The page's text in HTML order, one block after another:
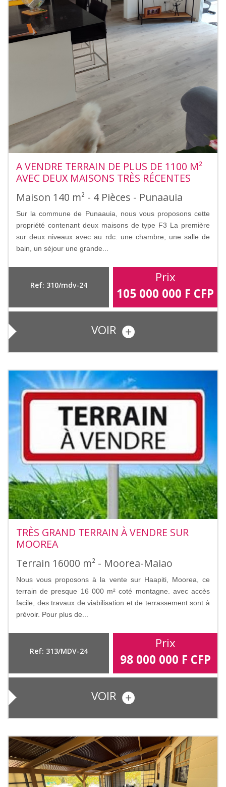
A VENDRE TERRAIN DE PLUS DE 1100 M²
AVEC DEUX MAISONS TRÈS RÉCENTES
Maison 140 m² - 4 Pièces - Punaauia
Sur la commune de Punaauia, nous vous proposons cette
propriété contenant deux maisons de type F3 La première
sur deux niveaux avec au rdc: une chambre, une salle de
bain, un séjour une grande...
Ref: 310/mdv-24
Prix
105 000 000 F CFP
VOIR
TRÈS GRAND TERRAIN À VENDRE SUR
MOOREA
Terrain 16000 m² - Moorea-Maiao
Nous vous proposons à la vente sur Haapiti, Moorea, ce
terrain de presque 16 000 m² coté montagne. avec accès
facile, des travaux de viabilisation et de terrassement sont à
prévoir. Pour plus de...
Ref: 313/MDV-24
Prix
98 000 000 F CFP
VOIR